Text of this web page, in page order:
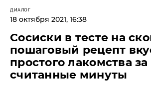
ДИАЛОГ
18 октября 2021, 16:38
Сосиски в тесте на
пошаговый рецепт
простого лакомства за
считанные минуты